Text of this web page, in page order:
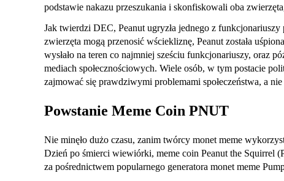
podstawie nakazu przeszukania i skonfiskowali oba
Jak twierdzi DEC, Peanut ugryzła jednego z
zwierzęta mogą przenosić wściekliznę, Peanut została
wysłało na teren co najmniej sześciu funkcjonariuszy, oraz
mediach społecznościowych. Wiele osób, w tym postacie
zajmować się prawdziwymi problemami społeczeństwa, a
Powstanie Meme Coin PNUT
Nie minęło dużo czasu, zanim twórcy monet meme
Dzień po śmierci wiewiórki, meme coin Peanut the Squirrel
za pośrednictwem popularnego generatora monet meme